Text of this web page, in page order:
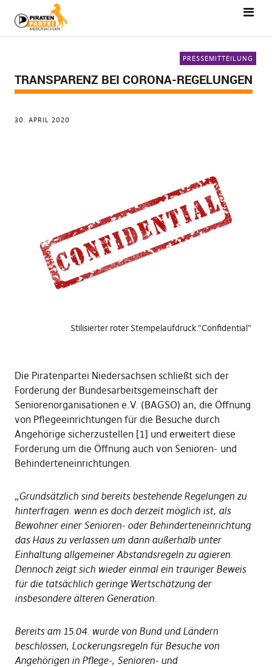
PRESSEMITTEILUNG
TRANSPARENZ BEI CORONA-REGELUNGEN
30. APRIL 2020
Stilisierter roter Stempelaufdruck "Confidential"
Die Piratenpartei Niedersachsen schließt sich der
Forderung der Bundesarbeitsgemeinschaft der
Seniorenorganisationen e.V. (BAGSO) an, die Öffnung
von Pflegeeinrichtungen für die Besuche durch
Angehörige sicherzustellen [1] und erweitert diese
Forderung um die Öffnung auch von Senioren- und
Behinderteneinrichtungen.
„Grundsätzlich sind bereits bestehende Regelungen zu
hinterfragen. wenn es doch derzeit möglich ist, als
Bewohner einer Senioren- oder Behinderteneinrichtung
das Haus zu verlassen um dann außerhalb unter
Einhaltung allgemeiner Abstandsregeln zu agieren.
Dennoch zeigt sich wieder einmal ein trauriger Beweis
für die tatsächlich geringe Wertschätzung der
insbesondere älteren Generation.
Bereits am 15.04. wurde von Bund und Ländern
beschlossen, Lockerungsregeln für Besuche von
Angehörigen in Pflege-, Senioren- und